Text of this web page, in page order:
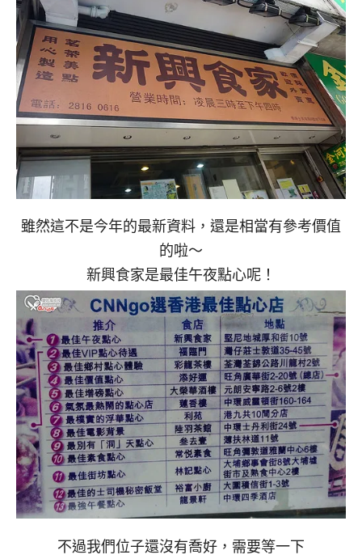
雖然這不是今年的最新資料，還是相當有參考價值
的啦～
新興食家是最佳午夜點心呢！
不過我們位子還沒有喬好，需要等一下